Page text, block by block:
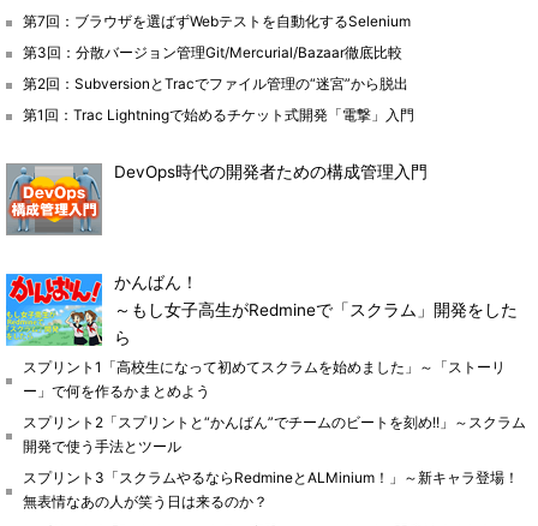
第7回：ブラウザを選ばずWebテストを自動化するSelenium
第3回：分散バージョン管理Git/Mercurial/Bazaar徹底比較
第2回：SubversionとTracでファイル管理の“迷宮”から脱出
第1回：Trac Lightningで始めるチケット式開発「電撃」入門
DevOps時代の開発者ための構成管理入門
かんばん！
～もし女子高生がRedmineで「スクラム」開発をした
ら
スプリント1「高校生になって初めてスクラムを始めました」～「ストーリ
ー」で何を作るかまとめよう
スプリント2「スプリントと“かんばん”でチームのビートを刻め!!」～スクラム
開発で使う手法とツール
スプリント3「スクラムやるならRedmineとALMinium！」～新キャラ登場！
無表情なあの人が笑う日は来るのか？